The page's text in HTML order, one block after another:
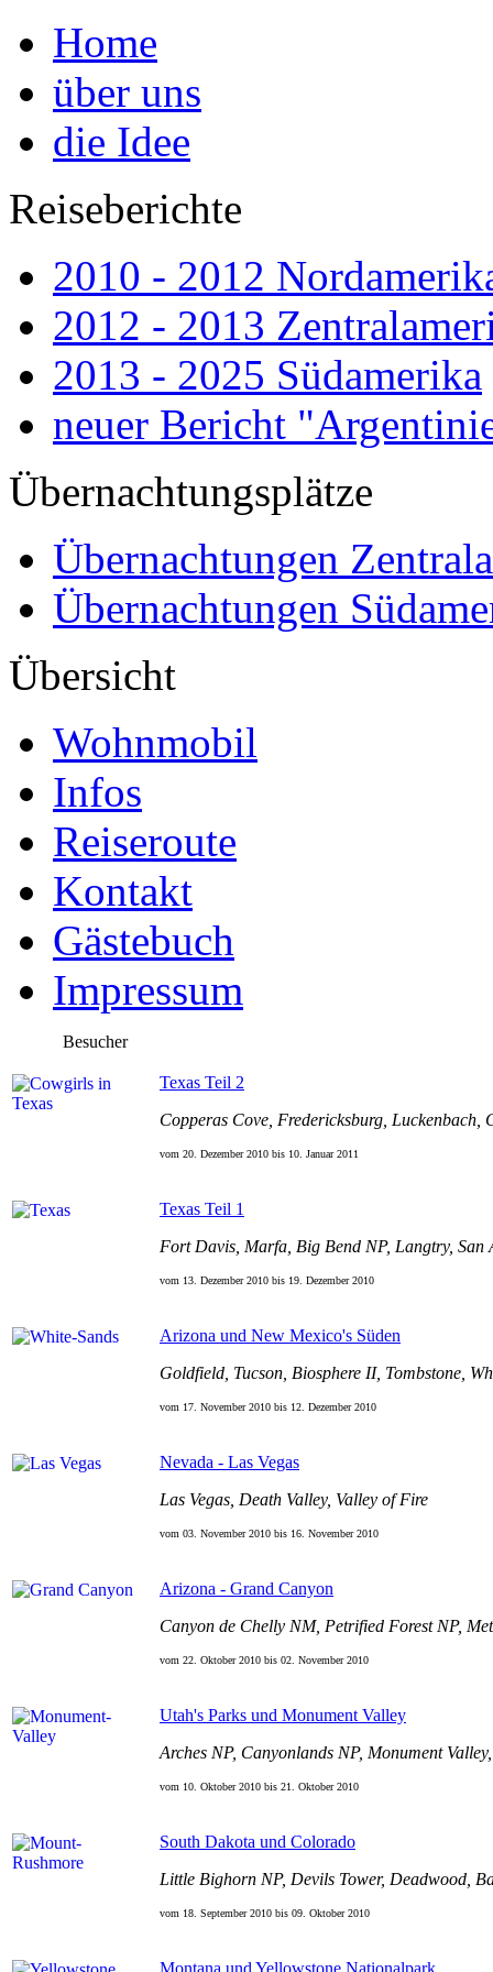
Home
über uns
die Idee
Reiseberichte
2010 - 2012
2012 - 2013
2013 - 2025 Südamerika
neuer Bericht
Übernachtungsplätze
Übernachtungen
Übernachtungen
Übersicht
Wohnmobil
Infos
Reiseroute
Kontakt
Gästebuch
Impressum
Besucher
Texas Teil 2
Copperas Cove, Fredericksburg, Luckenbach,
vom 20. Dezember 2010 bis 10. Januar 2011
Texas Teil 1
Fort Davis, Marfa, Big Bend NP, Langtry, San
vom 13. Dezember 2010 bis 19. Dezember 2010
Arizona und New Mexico's Süden
Goldfield, Tucson, Biosphere II, Tombstone,
vom 17. November2010 bis 12. Dezember2010
Nevada - Las Vegas
Las Vegas, Death Valley, Valley of Fire
vom 03. November2010 bis 16. November2010
Arizona - Grand Canyon
Canyon de Chelly NM, Petrified Forest NP,
vom 22. Oktober2010 bis 02. November2010
Utah's Parks und Monument Valley
Arches NP, Canyonlands NP, Monument
vom 10. Oktober2010 bis 21. Oktober2010
South Dakota und Colorado
Little Bighorn NP, Devils Tower, Deadwood,
vom 18. September2010 bis 09. Oktober2010
Montana und Yellowstone Nationalpark